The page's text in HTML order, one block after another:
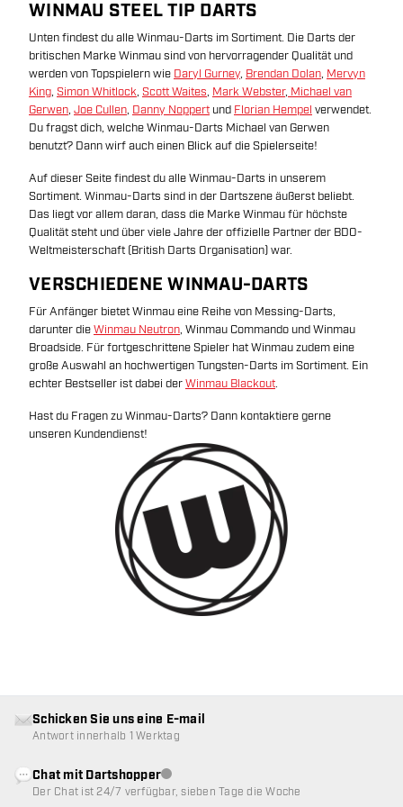
WINMAU STEEL TIP DARTS
Unten findest du alle Winmau-Darts im Sortiment. Die Darts der
britischen Marke Winmau sind von hervorragender Qualität und
werden von Topspielern wie Daryl Gurney, Brendan Dolan, Mervyn
King, Simon Whitlock, Scott Waites, Mark Webster, Michael van
Gerwen, Joe Cullen, Danny Noppert und Florian Hempel verwendet.
Du fragst dich, welche Winmau-Darts Michael van Gerwen
benutzt? Dann wirf auch einen Blick auf die Spielerseite!
Auf dieser Seite findest du alle Winmau-Darts in unserem
Sortiment. Winmau-Darts sind in der Dartszene äußerst beliebt.
Das liegt vor allem daran, dass die Marke Winmau für höchste
Qualität steht und über viele Jahre der offizielle Partner der BDO-
Weltmeisterschaft (British Darts Organisation) war.
VERSCHIEDENE WINMAU-DARTS
Für Anfänger bietet Winmau eine Reihe von Messing-Darts,
darunter dieWinmau Neutron, Winmau Commando und Winmau
Broadside. Für fortgeschrittene Spieler hat Winmau zudem eine
große Auswahl an hochwertigen Tungsten-Darts im Sortiment. Ein
echter Bestseller ist dabei derWinmau Blackout.
Hast du Fragen zu Winmau-Darts? Dann kontaktiere gerne
unseren Kundendienst!
Schicken Sie uns eine E-mail
Antwort innerhalb 1 Werktag
Chat mit DartshopperKundenservice nicht verfügbar
Der Chat ist 24/7 verfügbar, sieben Tage die Woche